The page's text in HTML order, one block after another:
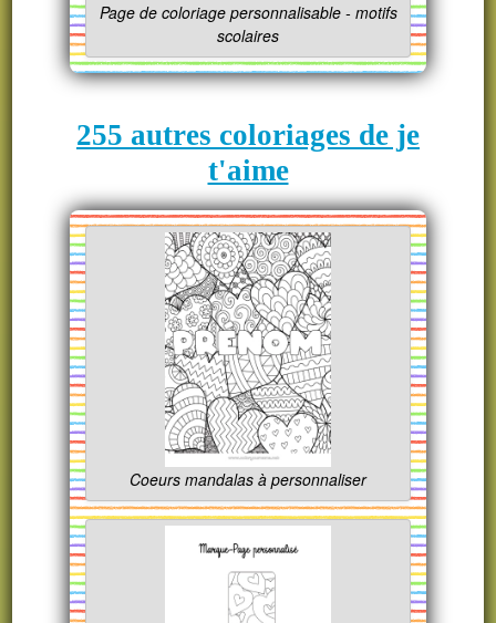
Page de coloriage personnalisable - motifs
scolaires
255 autres coloriages de je
t'aime
Coeurs mandalas à personnaliser